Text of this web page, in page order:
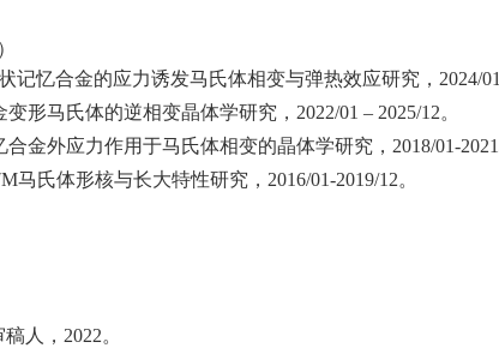
记忆合金的应力诱发马氏体相变与弹热效应研究， 2024/
形马氏体的逆相变晶体学研究， 2022/01 – 2025/12。
合金外应力作用于马氏体相变的晶体学研究， 2018/01-
马氏体形核与长大特性研究， 2016/01-2019/12。
人， 2022。